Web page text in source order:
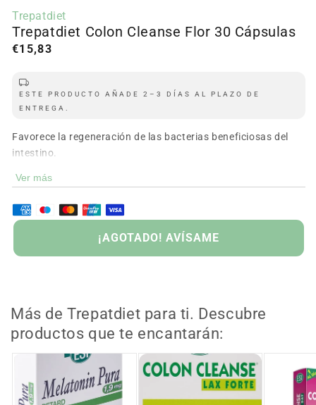
contenido
multimedia
en
modal
Trepatdiet
Trepatdiet Colon Cleanse Flor 30 Cápsulas
Precio
€15,83
ESTE PRODUCTO AÑADE 2–3 DÍAS AL PLAZO DE
ENTREGA.
Favorece la regeneración de las bacterias beneficiosas del
intestino.
Acción desentoxicante y laxante suave.
Favorece la digestión.
Ver más
¡AGOTADO! AVÍSAME
Más de Trepatdiet para ti. Descubre
productos que te encantarán: